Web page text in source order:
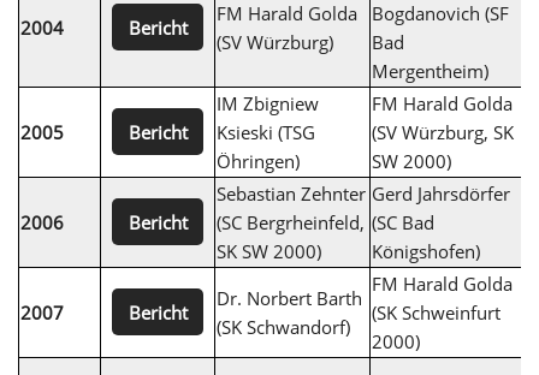
2004 Bericht
FM Harald Golda
(SV Würzburg)
Bogdanovich (SF
Bad
Mergentheim)
2005 Bericht
IM Zbigniew
Ksieski (TSG
Öhringen)
FM Harald Golda
(SV Würzburg, SK
SW 2000)
2006 Bericht
Sebastian Zehnter
(SC Bergrheinfeld,
SK SW 2000)
Gerd Jahrsdörfer
(SC Bad
Königshofen)
2007 Bericht
Dr. Norbert Barth
(SK Schwandorf)
FM Harald Golda
(SK Schweinfurt
2000)